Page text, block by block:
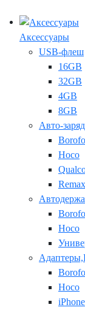
Аксессуары
USB-флеш
16GB
32GB
4GB
8GB
Авто-
Hoco
Remax
Hoco
Hoco
iPhone